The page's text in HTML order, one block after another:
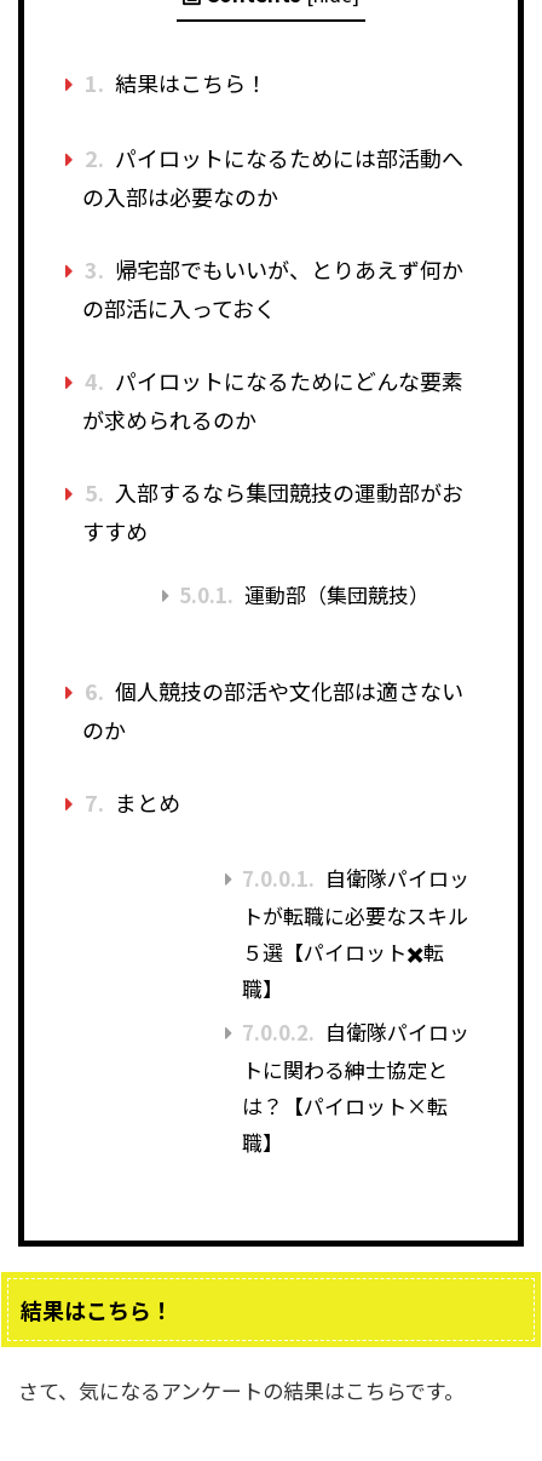
1. 結果はこちら！
2. パイロットになるためには部活動へ
の入部は必要なのか
3. 帰宅部でもいいが、とりあえず何か
の部活に入っておく
4. パイロットになるためにどんな要素
が求められるのか
5. 入部するなら集団競技の運動部がお
すすめ
5.0.1. 運動部（集団競技）
6. 個人競技の部活や文化部は適さない
のか
7. まとめ
7.0.0.1. 自衛隊パイロッ
トが転職に必要なスキル
５選【パイロット✖️転
職】
7.0.0.2. 自衛隊パイロッ
トに関わる紳士協定と
は？【パイロット×転
職】
結果はこちら！
さて、気になるアンケートの結果はこちらです。